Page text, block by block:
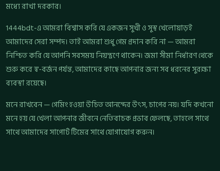
মধ্যে রাখা দরকার।
1444bdt-এ আমরা বিশ্বাস করি যে একজন সুখী ও সুস্থ খেলোয়াড়ই
আমাদের সেরা সম্পদ। তাই আমরা শুধু গেম প্রদান করি না — আমরা
নিশ্চিত করি যে আপনি সবসময় নিয়ন্ত্রণে থাকেন। জমা সীমা নির্ধারণ থেকে
শুরু করে স্ব-বর্জন পর্যন্ত, আমাদের কাছে আপনার জন্য সব ধরনের সুরক্ষা
ব্যবস্থা রয়েছে।
মনে রাখবেন — গেমিং হওয়া উচিত আনন্দের উৎস, চাপের নয়। যদি কখনো
মনে হয় যে খেলা আপনার জীবনে নেতিবাচক প্রভাব ফেলছে, তাহলে সাথে
সাথে আমাদের সাপোর্ট টিমের সাথে যোগাযোগ করুন।